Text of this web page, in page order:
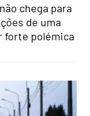
chega para
de uma
forte polémica